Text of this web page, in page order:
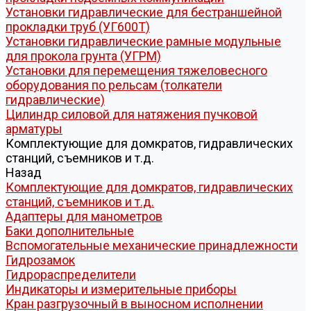
Установки гидравлические для бестраншейной
прокладки труб (УГ600Т)
Установки гидравлические рамные модульные
для прокола грунта (УГРМ)
Установки для перемещения тяжеловесного
оборудования по рельсам (толкатели
гидравлические)
Цилиндр силовой для натяжения пучковой
арматуры
Комплектующие для домкратов, гидравлических
станций, съемников и т.д.
Назад
Комплектующие для домкратов, гидравлических
станций, съемников и т.д.
Адаптеры для манометров
Баки дополнительные
Вспомогательные механические принадлежности
Гидрозамок
Гидрораспределители
Индикаторы и измерительные приборы
Кран разгрузочный в выносном исполнении